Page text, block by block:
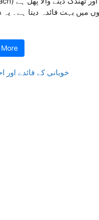
میں بہت فائدہ دیتا ہے۔ یہ